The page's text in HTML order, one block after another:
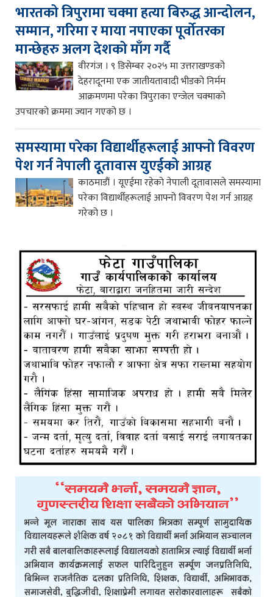
भारतको त्रिपुरामा चक्मा हत्या बिरुद्ध आन्दोलन,
सम्मान, गरिमा र माया नपाएका पूर्वोतरका
मान्छेहरु अलग देशको माँग गर्दै
वीरगंज । ९ डिसेम्बर २०२५ मा उत्तराखण्डको
देहरादूनमा एक जातीयतावादी भीडको निर्मम
आक्रमणमा परेका त्रिपुराका एन्जेल चक्माको
उपचारको क्रममा ज्यान गएको छ ।
समस्यामा परेका विद्यार्थीहरूलाई आफ्नो विवरण
पेश गर्न नेपाली दूतावास युएईको आग्रह
काठमाडौं । यूएईमा रहेको नेपाली दूतावासले समस्यामा
परेका विद्यार्थीहरूलाई आफ्नो विवरण पेश गर्न आग्रह
गरेको छ ।